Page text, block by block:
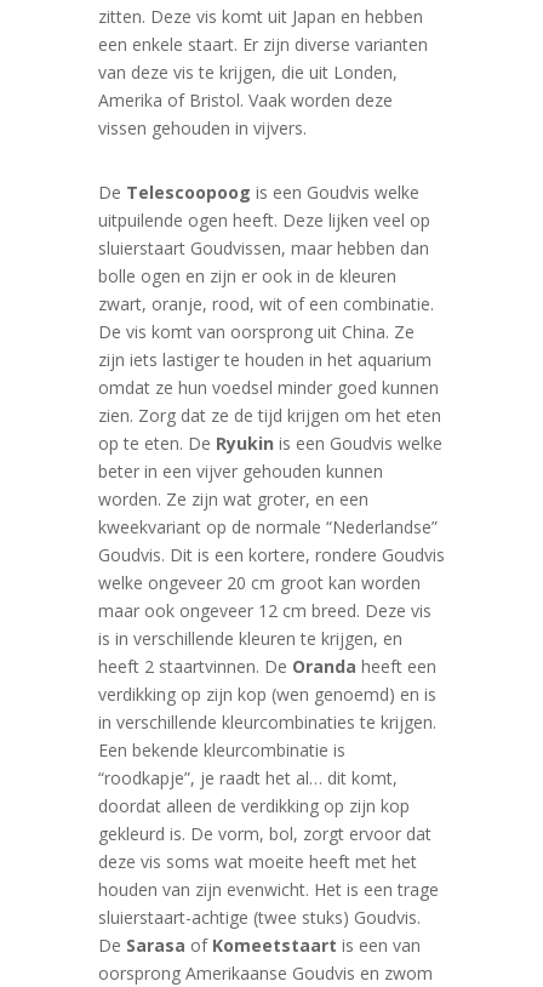
zitten. Deze vis komt uit Japan en hebben
een enkele staart. Er zijn diverse varianten
van deze vis te krijgen, die uit Londen,
Amerika of Bristol. Vaak worden deze
vissen gehouden in vijvers.
De Telescoopoog is een Goudvis welke
uitpuilende ogen heeft. Deze lijken veel op
sluierstaart Goudvissen, maar hebben dan
bolle ogen en zijn er ook in de kleuren
zwart, oranje, rood, wit of een combinatie.
De vis komt van oorsprong uit China. Ze
zijn iets lastiger te houden in het aquarium
omdat ze hun voedsel minder goed kunnen
zien. Zorg dat ze de tijd krijgen om het eten
op te eten. De Ryukin is een Goudvis welke
beter in een vijver gehouden kunnen
worden. Ze zijn wat groter, en een
kweekvariant op de normale “Nederlandse”
Goudvis. Dit is een kortere, rondere Goudvis
welke ongeveer 20 cm groot kan worden
maar ook ongeveer 12 cm breed. Deze vis
is in verschillende kleuren te krijgen, en
heeft 2 staartvinnen. De Oranda heeft een
verdikking op zijn kop (wen genoemd) en is
in verschillende kleurcombinaties te krijgen.
Een bekende kleurcombinatie is
“roodkapje”, je raadt het al… dit komt,
doordat alleen de verdikking op zijn kop
gekleurd is. De vorm, bol, zorgt ervoor dat
deze vis soms wat moeite heeft met het
houden van zijn evenwicht. Het is een trage
sluierstaart-achtige (twee stuks) Goudvis.
De Sarasa of Komeetstaart is een van
oorsprong Amerikaanse Goudvis en zwom